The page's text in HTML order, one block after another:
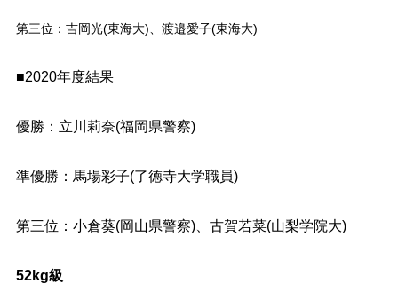
第三位：吉岡光(東海大)、渡邉愛子(東海大)
■2020年度結果
優勝：立川莉奈(福岡県警察)
準優勝：馬場彩子(了徳寺大学職員)
第三位：小倉葵(岡山県警察)、古賀若菜(山梨学院大)
52kg級